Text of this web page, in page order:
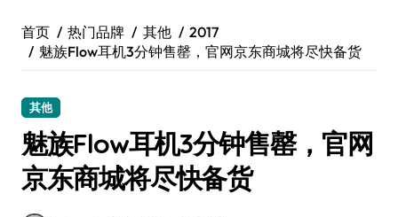
首页 热门品牌 其他
2017
魅族Flow耳机3分钟售罄，官网京东商城将尽快备货
其他
魅族Flow耳机3分钟售罄，官网
京东商城将尽快备货